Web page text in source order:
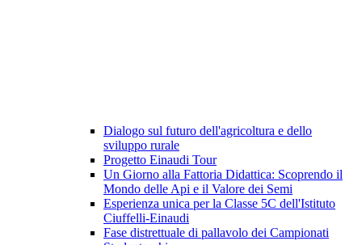
Dialogo sul futuro dell'agricoltura e dello
sviluppo rurale
Progetto Einaudi Tour
Un Giorno alla Fattoria Didattica: Scoprendo il
Mondo delle Api e il Valore dei Semi
Esperienza unica per la Classe 5C dell'Istituto
Ciuffelli-Einaudi
Fase distrettuale di pallavolo dei Campionati